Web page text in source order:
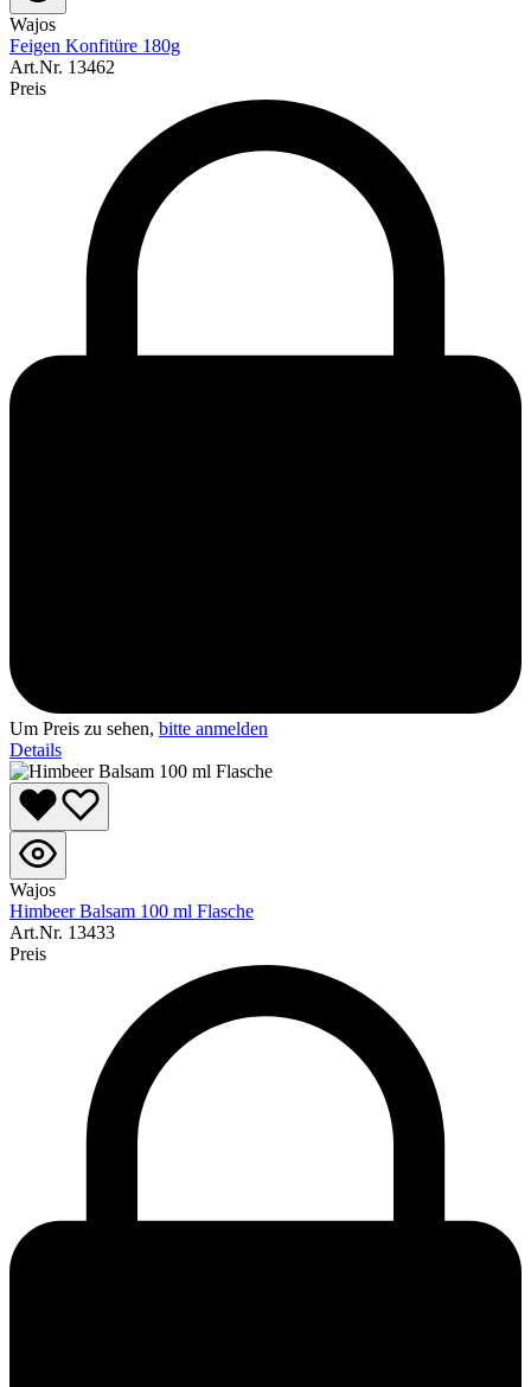
Wajos
Feigen Konfitüre 180g
Art.Nr. 13462
Preis
Um Preis zu sehen, bitte anmelden
Details
Wajos
Himbeer Balsam 100 ml Flasche
Art.Nr. 13433
Preis